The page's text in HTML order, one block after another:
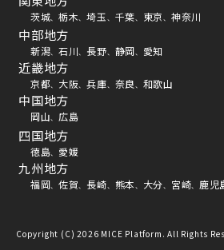
茨城、 栃木、 埼玉、 千葉、 東京、 神奈川
中部地方
新潟、 石川、 長野、 静岡、 愛知
近畿地方
京都、 大阪、 兵庫、 奈良、 和歌山
中国地方
岡山、 広島
四国地方
徳島、 愛媛
九州地方
福岡、 佐賀、 長崎、 熊本、 大分、 宮崎、 鹿児
Copyright (C) 2026 MICE Platform. All Rights